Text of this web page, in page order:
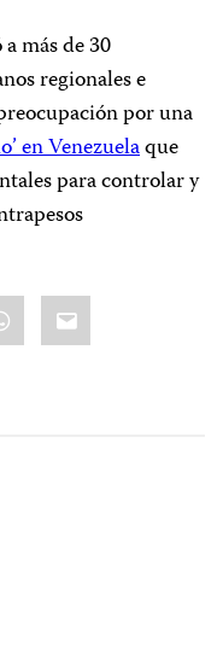
más de 30
regionales e
por una
en Venezuelaque
para controlar y
Email